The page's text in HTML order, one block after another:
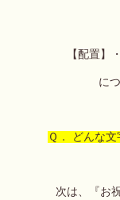
【配置】
に
Ｑ． どんな
次は、『お